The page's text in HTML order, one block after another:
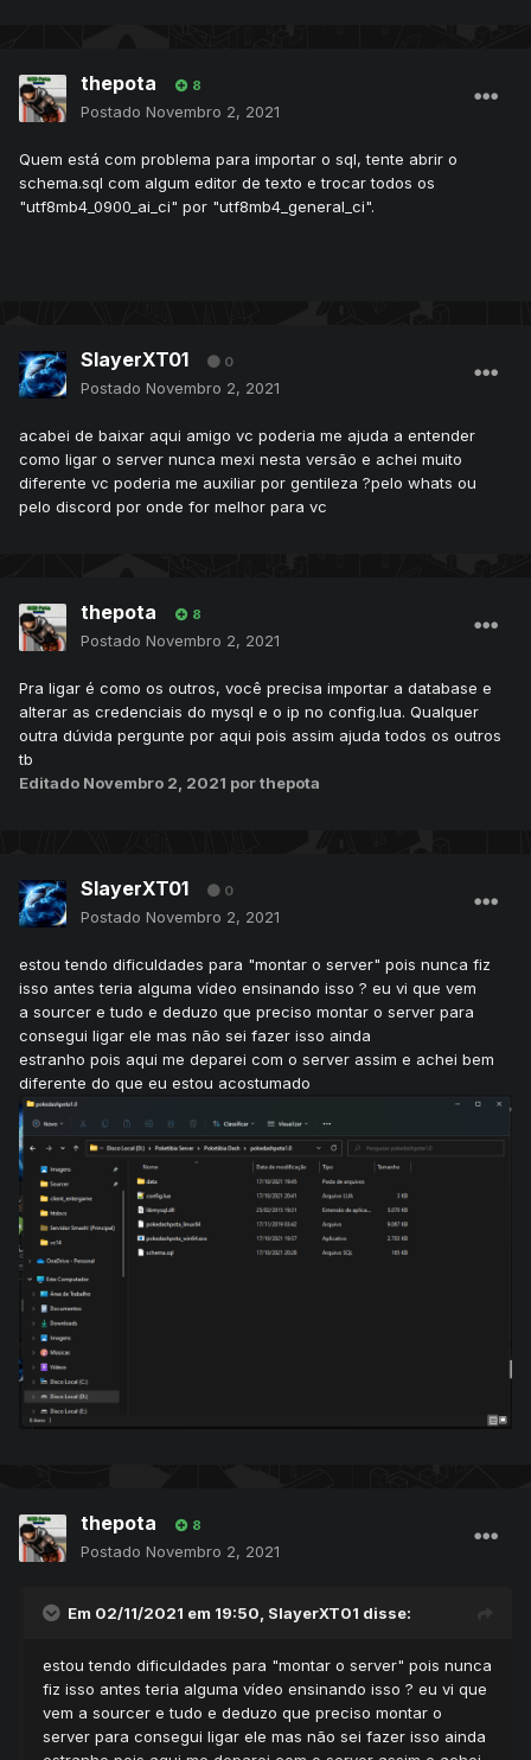
thepota 8
Postado Novembro 2, 2021
Quem está com problema para importar o sql, tente abrir o
schema.sql com algum editor de texto e trocar todos os
"utf8mb4_0900_ai_ci" por "utf8mb4_general_ci".
SlayerXT01 0
Postado Novembro 2, 2021
acabei de baixar aqui amigo vc poderia me ajuda a entender
como ligar o server nunca mexi nesta versão e achei muito
diferente vc poderia me auxiliar por gentileza ?pelo whats ou
pelo discord por onde for melhor para vc
thepota 8
Postado Novembro 2, 2021
Pra ligar é como os outros, você precisa importar a database e
alterar as credenciais do mysql e o ip no config.lua. Qualquer
outra dúvida pergunte por aqui pois assim ajuda todos os outros
tb
Editado Novembro 2, 2021 por thepota
SlayerXT01 0
Postado Novembro 2, 2021
estou tendo dificuldades para "montar o server" pois nunca fiz
isso antes teria alguma vídeo ensinando isso ? eu vi que vem
a sourcer e tudo e deduzo que preciso montar o server para
consegui ligar ele mas não sei fazer isso ainda
estranho pois aqui me deparei com o server assim e achei bem
diferente do que eu estou acostumado
thepota 8
Postado Novembro 2, 2021
Em 02/11/2021 em 19:50, SlayerXT01 disse:
estou tendo dificuldades para "montar o server" pois nunca
fiz isso antes teria alguma vídeo ensinando isso ? eu vi que
vem a sourcer e tudo e deduzo que preciso montar o
server para consegui ligar ele mas não sei fazer isso ainda